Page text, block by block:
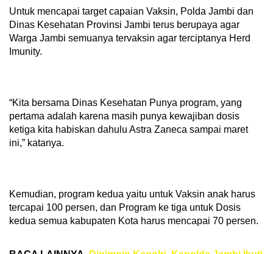
Untuk mencapai target capaian Vaksin, Polda Jambi dan
Dinas Kesehatan Provinsi Jambi terus berupaya agar
Warga Jambi semuanya tervaksin agar terciptanya Herd
Imunity.
“Kita bersama Dinas Kesehatan Punya program, yang
pertama adalah karena masih punya kewajiban dosis
ketiga kita habiskan dahulu Astra Zaneca sampai maret
ini,” katanya.
Kemudian, program kedua yaitu untuk Vaksin anak harus
tercapai 100 persen, dan Program ke tiga untuk Dosis
kedua semua kabupaten Kota harus mencapai 70 persen.